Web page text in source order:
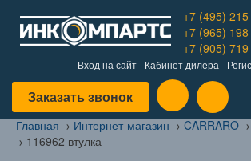
+7 (495)
+7 (965)
+7 (905)
Вход на сайт Кабинет дилера
Заказать звонок
Главная→ Интернет-магазин→ CARRARO→
→ 116962 втулка